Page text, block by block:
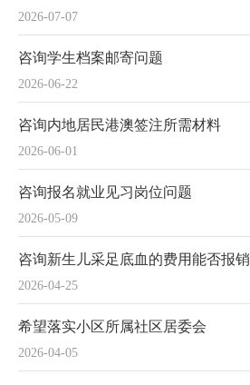
2026-07-07
2026-06-22
咨询学生档案邮寄问题
2026-06-01
咨询内地居民港澳签注所需材料
2026-05-09
咨询报名就业见习岗位问题
2026-04-25
咨询新生儿采足底血的费用能否报销
2026-04-05
希望落实小区所属社区居委会